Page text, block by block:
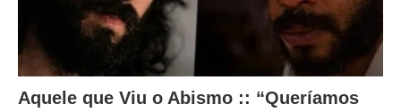
Aquele que Viu o Abismo :: “Queríamos